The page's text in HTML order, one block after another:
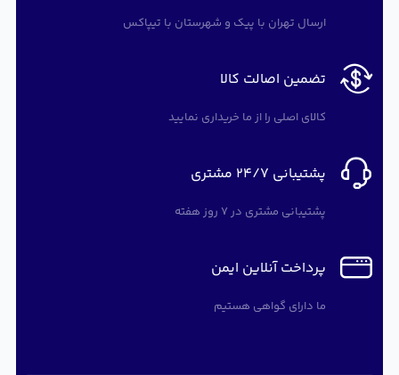
ارسال تهران با پیک و شهرستان با تیپاکس
تضمین اصالت کالا
کالای اصلی را از ما خریداری نمایید
پشتیبانی 24/7 مشتری
پشتیبانی مشتری در 7 روز هفته
پرداخت آنلاین ایمن
ما دارای گواهی هستیم